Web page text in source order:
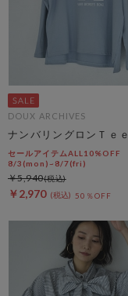
DOUX ARCHIVES
ナンバリングロンＴｅｅ
セールアイテムALL10%OFF
8/3(mon)~8/7(fri)
￥2,970 50％OFF
￥5,940